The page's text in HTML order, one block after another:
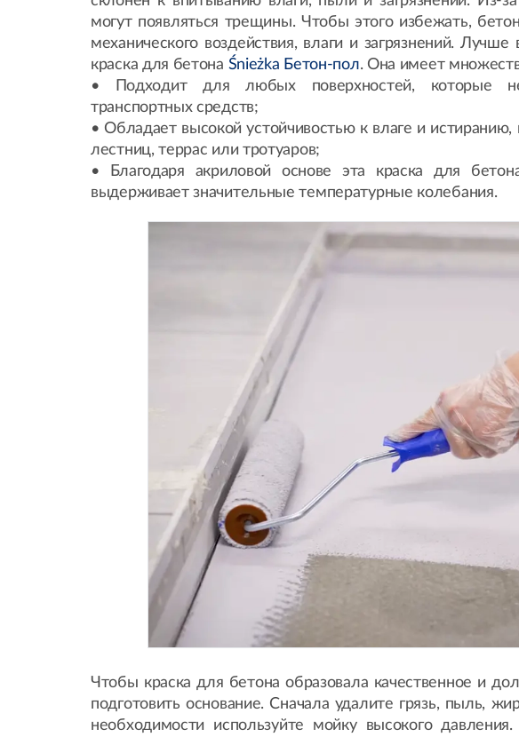
могут появляться трещины. Чтобы этого избежать,
механического воздействия, влаги и загрязнений.
краска для бетона Śnieżka Бетон-пол. Она имеет
• Подходит для любых поверхностей, которые
транспортных средств;
• Обладает высокой устойчивостью к влаге и
лестниц, террас или тротуаров;
• Благодаря акриловой основе эта краска для
выдерживает значительные температурные колебания.
Чтобы краска для бетона образовала качественное и
подготовить основание. Сначала удалите грязь, пыль,
необходимости используйте мойку высокого